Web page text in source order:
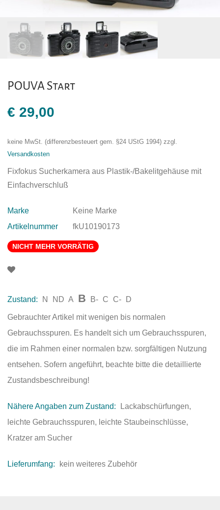
POUVA Start
€ 29,00
keine MwSt. (differenzbesteuert gem. §24 UStG 1994) zzgl.
Versandkosten
Fixfokus Sucherkamera aus Plastik-/Bakelitgehäuse mit
Einfachverschluß
Marke
Keine Marke
Artikelnummer
fkU10190173
NICHT MEHR VORRÄTIG
Zustand: N ND A B B- C C- D
Gebrauchter Artikel mit wenigen bis normalen
Gebrauchsspuren. Es handelt sich um Gebrauchsspuren,
die im Rahmen einer normalen bzw. sorgfältigen Nutzung
entsehen. Sofern angeführt, beachte bitte die detaillierte
Zustandsbeschreibung!
Nähere Angaben zum Zustand:
Lackabschürfungen,
leichte Gebrauchsspuren, leichte Staubeinschlüsse,
Kratzer am Sucher
Lieferumfang: kein weiteres Zubehör